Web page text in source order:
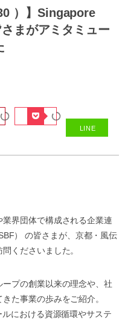
）】Singapore
まがアミタミュー
LINE
界団体で構成される企業連
） の皆さまが、京都・風伝
くださいました。
プの創業以来の理念や、社
た事業の歩みをご紹介。
における資源循環やサステ